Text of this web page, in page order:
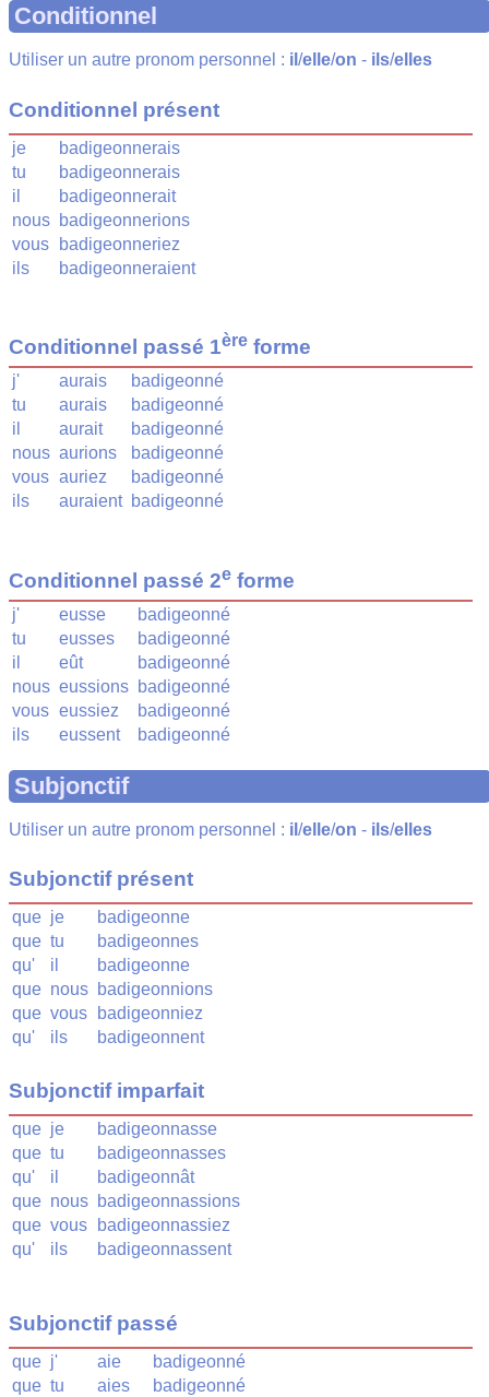
Conditionnel
Utiliser un autre pronom personnel : il /elle/on - ils/elles
Conditionnel présent
je
badigeonnerais
tu
badigeonnerais
il
badigeonnerait
nous badigeonnerions
vous
badigeonneriez
ils
badigeonneraient
Conditionnel passé 1ère forme
j' aurais
badigeonné
tu
aurais
badigeonné
il
aurait
badigeonné
nous aurions
badigeonné
vous auriez
badigeonné
ils
auraient badigeonné
Conditionnel passé 2e forme
j' eusse
badigeonné
tu
eusses
badigeonné
il
eût
badigeonné
nous eussions badigeonné
vous eussiez
badigeonné
ils
eussent badigeonné
Subjonctif
Utiliser un autre pronom personnel : il /elle/on - ils/elles
Subjonctif présent
que je
badigeonne
que tu
badigeonnes
qu'
il
badigeonne
que nous badigeonnions
que vous
badigeonniez
qu'
ils badigeonnent
Subjonctif imparfait
que je
badigeonnasse
que tu
badigeonnasses
qu'
il
badigeonnât
que nous badigeonnassions
que vous
badigeonnassiez
qu'
ils badigeonnassent
Subjonctif passé
que j' aie
badigeonné
que tu aies
badigeonné